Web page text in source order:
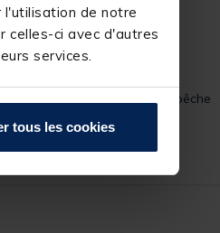
de notre
celles-ci avec d'autres
services.
tous les cookies
manipulations en fin de pêche